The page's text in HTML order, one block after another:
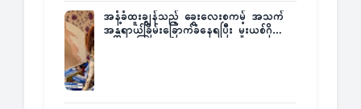
အနံ့ခံထူးချွန်သည့် ခွေးလေးစကမ့် အသက်
အန္တရာယ်ခြိမ်းခြောက်ခံနေရပြီး မူးယစ်ဂိုဏ်း